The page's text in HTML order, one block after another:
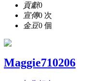
貢獻0
宣傳0 次
金豆0 個
Maggie710206